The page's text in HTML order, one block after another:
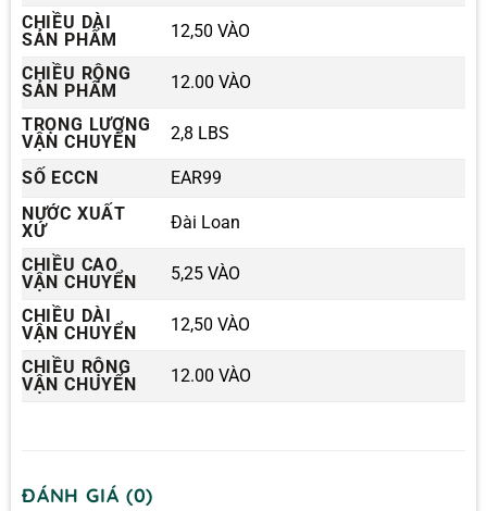
CHIỀU DÀI
SẢN PHẨM
12,50 VÀO
CHIỀU RỘNG
SẢN PHẨM
12.00 VÀO
TRỌNG LƯỢNG
VẬN CHUYỂN
2,8 LBS
SỐ ECCN
EAR99
NƯỚC XUẤT
XỨ
Đài Loan
CHIỀU CAO
VẬN CHUYỂN
5,25 VÀO
CHIỀU DÀI
VẬN CHUYỂN
12,50 VÀO
CHIỀU RỘNG
VẬN CHUYỂN
12.00 VÀO
ĐÁNH GIÁ (0)